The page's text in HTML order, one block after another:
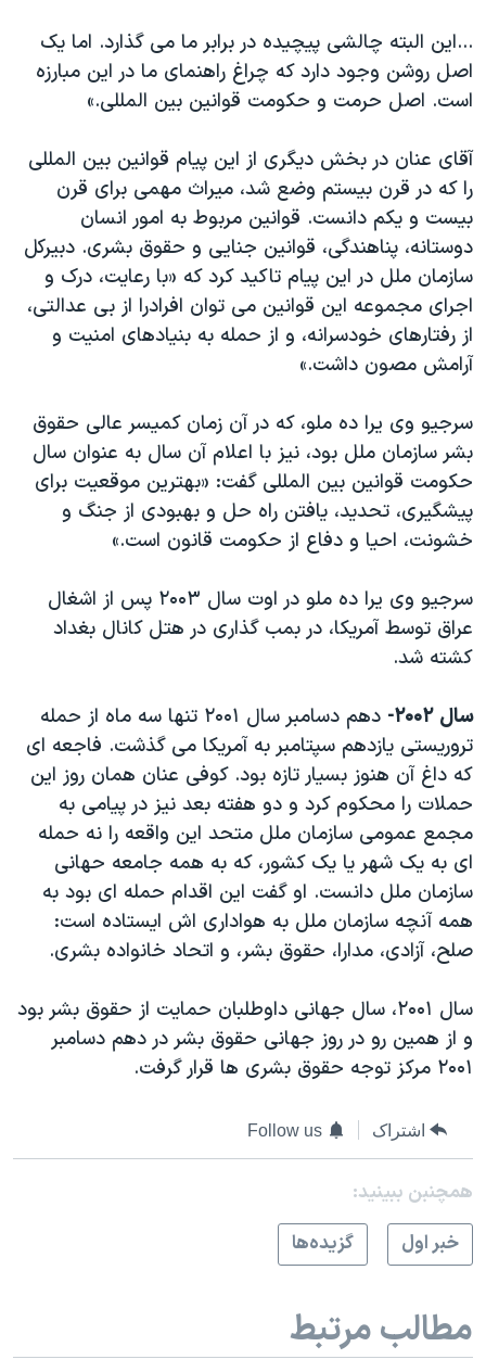
...این البته چالشی پیچیده در برابر ما می گذارد. اما یک
اصل روشن وجود دارد که چراغ راهنمای ما در این مبارزه
است. اصل حرمت و حکومت قوانین بین المللی.»
آقای عنان در بخش دیگری از این پیام قوانین بین المللی
را که در قرن بیستم وضع شد، میراث مهمی برای قرن
بیست و یکم دانست. قوانین مربوط به امور انسان
دوستانه، پناهندگی، قوانین جنایی و حقوق بشری. دبیرکل
سازمان ملل در این پیام تاکید کرد که «با رعایت، درک و
اجرای مجموعه این قوانین می توان افرادرا از بی عدالتی،
از رفتارهای خودسرانه، و از حمله به بنیادهای امنیت و
آرامش مصون داشت.»
سرجیو وی یرا ده ملو، که در آن زمان کمیسر عالی حقوق
بشر سازمان ملل بود، نیز با اعلام آن سال به عنوان سال
حکومت قوانین بین المللی گفت: «بهترین موقعیت برای
پیشگیری، تحدید، یافتن راه حل و بهبودی از جنگ و
خشونت، احیا و دفاع از حکومت قانون است.»
سرجیو وی یرا ده ملو در اوت سال ۲۰۰۳ پس از اشغال
عراق توسط آمریکا، در بمب گذاری در هتل کانال بغداد
کشته شد.
سال ۲۰۰۲-
دهم دسامبر سال ۲۰۰۱ تنها سه ماه از حمله
تروریستی یازدهم سپتامبر به آمریکا می گذشت. فاجعه ای
که داغ آن هنوز بسیار تازه بود. کوفی عنان همان روز این
حملات را محکوم کرد و دو هفته بعد نیز در پیامی به
مجمع عمومی سازمان ملل متحد این واقعه را نه حمله
ای به یک شهر یا یک کشور، که به همه جامعه حهانی
سازمان ملل دانست. او گفت این اقدام حمله ای بود به
همه آنچه سازمان ملل به هواداری اش ایستاده است:
صلح، آزادی، مدارا، حقوق بشر، و اتحاد خانواده بشری.
سال ۲۰۰۱، سال جهانی داوطلبان حمایت از حقوق بشر بود
و از همین رو در روز جهانی حقوق بشر در دهم دسامبر
۲۰۰۱ مرکز توجه حقوق بشری ها قرار گرفت.
اشتراک Follow us
همچنبن ببینید:
خبر اول
گزيده‌ها
مطالب مرتبط